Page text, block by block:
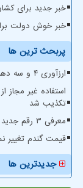
خبر جدید برای
خبر خوش دولت
پربحث ترین ها
ارزآوری ۴ و سه دهم میلیارد دلاری محصولات باغی و گلخانه ای
استفاده غیر
تکذیب شد
معرفی ۳ رقم جدید آویشن
قیمت گندم تغییر
جدیدترین ها